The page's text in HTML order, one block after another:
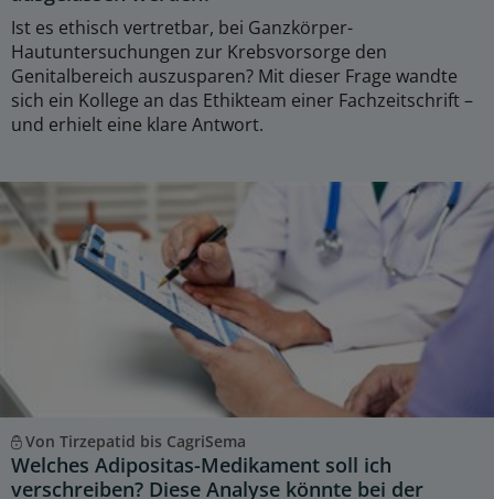
Ist es ethisch vertretbar, bei Ganzkörper-
Hautuntersuchungen zur Krebsvorsorge den
Genitalbereich auszusparen? Mit dieser Frage wandte
sich ein Kollege an das Ethikteam einer Fachzeitschrift –
und erhielt eine klare Antwort.
Von Tirzepatid bis CagriSema
Welches Adipositas-Medikament soll ich
verschreiben? Diese Analyse könnte bei der